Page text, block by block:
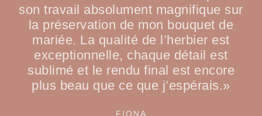
son travail absolument magnifique sur
la préservation de mon bouquet de
mariée. La qualité de l’herbier est
exceptionnelle, chaque détail est
sublimé et le rendu final est encore
plus beau que ce que j’espérais.»
FIONA